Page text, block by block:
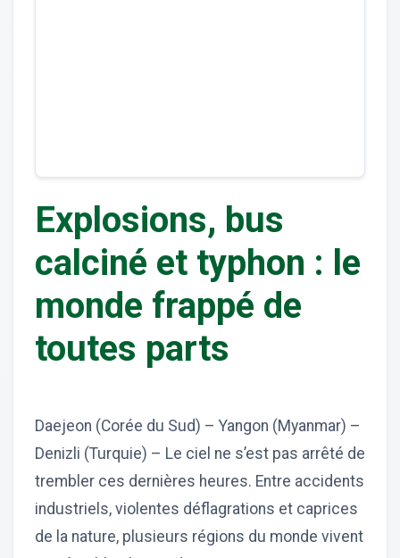
Explosions, bus
calciné et typhon : le
monde frappé de
toutes parts
Daejeon (Corée du Sud) – Yangon (Myanmar) –
Denizli (Turquie) – Le ciel ne s’est pas arrêté de
trembler ces dernières heures. Entre accidents
industriels, violentes déflagrations et caprices
de la nature, plusieurs régions du monde vivent